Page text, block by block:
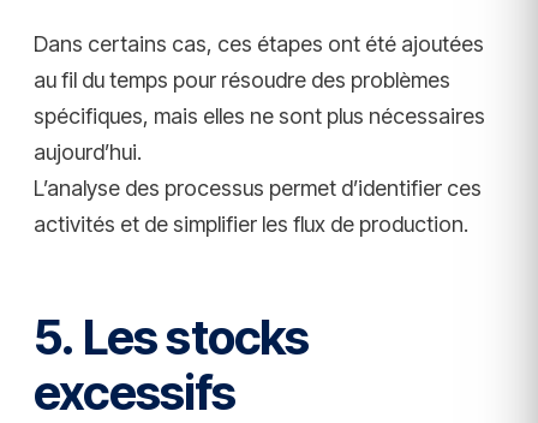
Dans certains cas, ces étapes ont été ajoutées
au fil du temps pour résoudre des problèmes
spécifiques, mais elles ne sont plus nécessaires
aujourd’hui.
L’analyse des processus permet d’identifier ces
activités et de simplifier les flux de production.
5. Les stocks
excessifs